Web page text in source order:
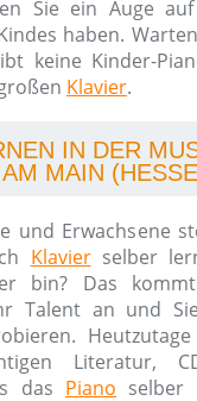
Sie ein Auge
haben.
keine Kinder-
Klavier.
IN DER
MAIN
und Erwachsene
Klavierselber
bin? Das
Talent an und
Literatur,
das Piano selber